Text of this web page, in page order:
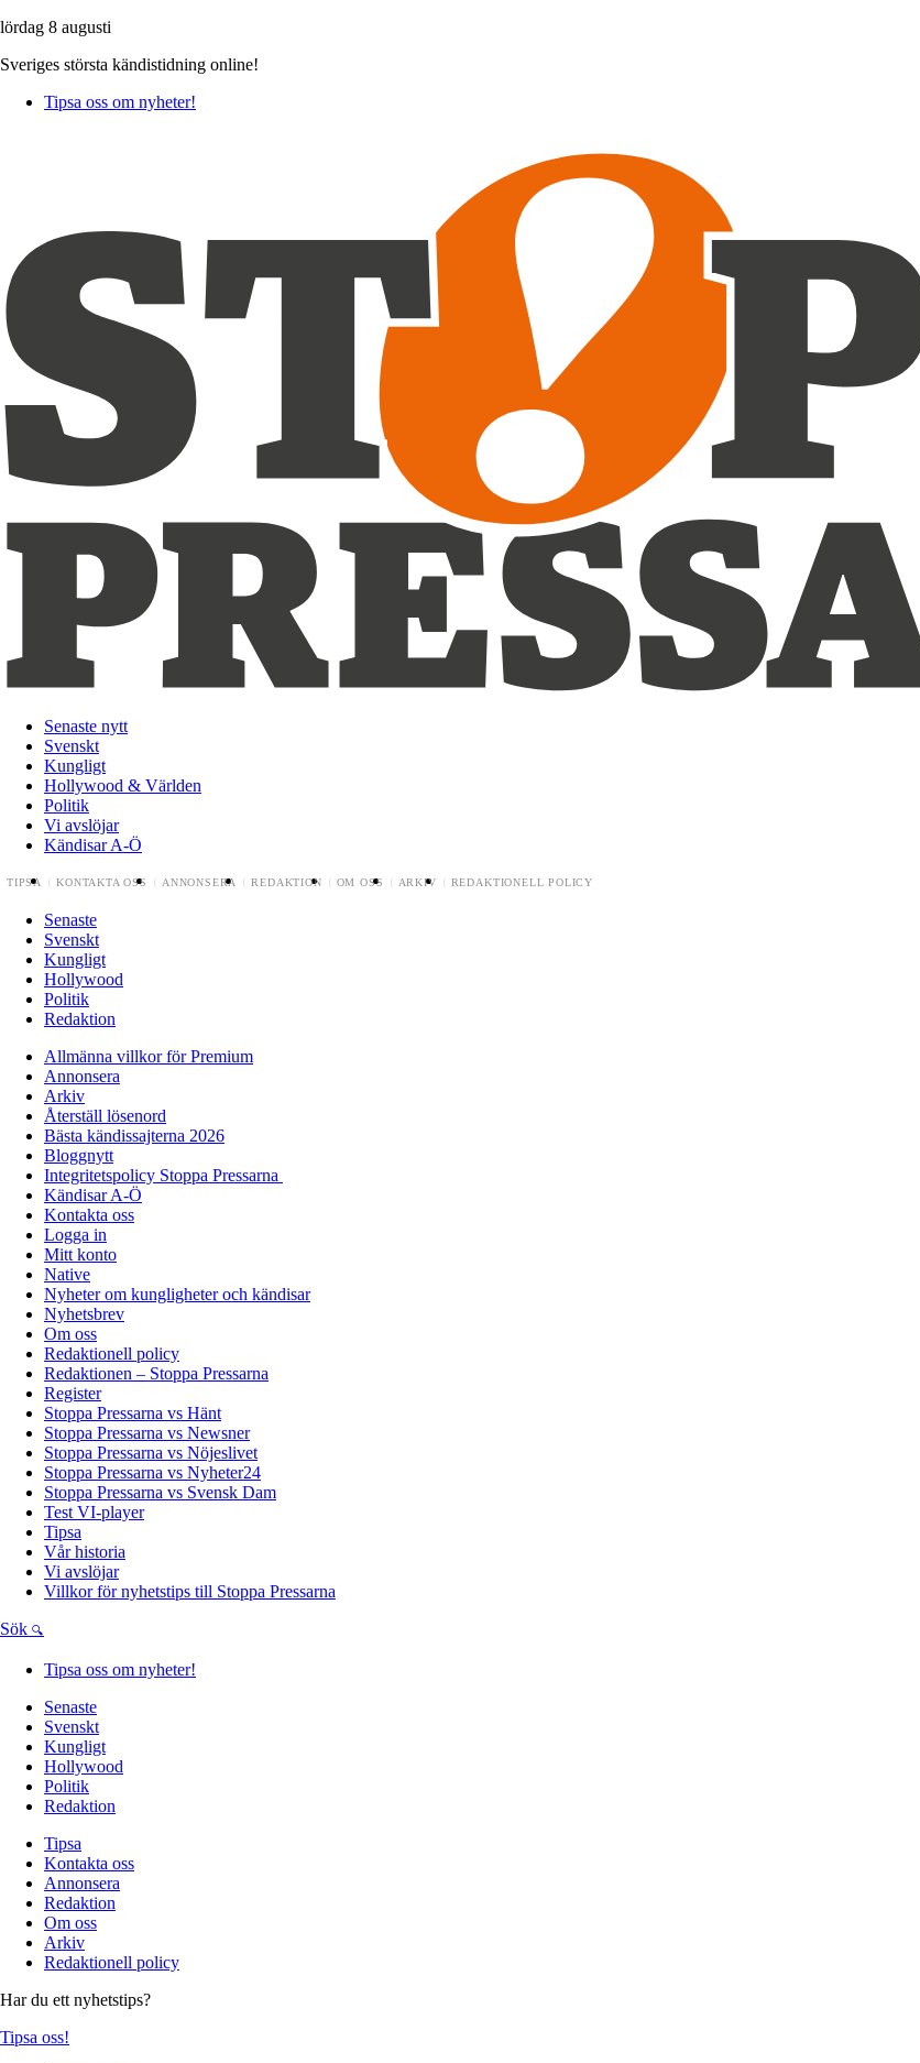
lördag 8 augusti
Sveriges största kändistidning online!
Tipsa oss om nyheter!
Senaste nytt
Svenskt
Kungligt
Hollywood & Världen
Politik
Vi avslöjar
Kändisar A-Ö
TIPSA KONTAKTA OSS ANNONSERA REDAKTION OM OSS ARKIV REDAKTIONELL POLICY
Senaste
Svenskt
Kungligt
Hollywood
Politik
Redaktion
Allmänna villkor för Premium
Annonsera
Arkiv
Återställ lösenord
Bästa kändissajterna 2026
Bloggnytt
Integritetspolicy Stoppa Pressarna
Kändisar A-Ö
Kontakta oss
Logga in
Mitt konto
Native
Nyheter om kungligheter och kändisar
Nyhetsbrev
Om oss
Redaktionell policy
Redaktionen – Stoppa Pressarna
Register
Stoppa Pressarna vs Hänt
Stoppa Pressarna vs Newsner
Stoppa Pressarna vs Nöjeslivet
Stoppa Pressarna vs Nyheter24
Stoppa Pressarna vs Svensk Dam
Test VI-player
Tipsa
Vår historia
Vi avslöjar
Villkor för nyhetstips till Stoppa Pressarna
Sök
Tipsa oss om nyheter!
Senaste
Svenskt
Kungligt
Hollywood
Politik
Redaktion
Tipsa
Kontakta oss
Annonsera
Redaktion
Om oss
Arkiv
Redaktionell policy
Har du ett nyhetstips?
Tipsa oss!